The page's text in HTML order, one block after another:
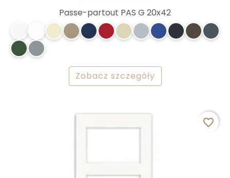
Passe-partout PAS G 20x42
Zobacz szczegóły
favorite_border